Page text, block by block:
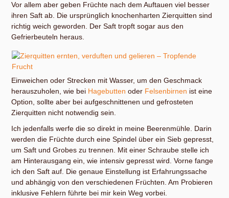
Vor allem aber geben Früchte nach dem Auftauen viel besser
ihren Saft ab. Die ursprünglich knochenharten Zierquitten sind
richtig weich geworden. Der Saft tropft sogar aus den
Gefrierbeuteln heraus.
Einweichen oder Strecken mit Wasser, um den Geschmack
herauszuholen, wie bei Hagebutten oder Felsenbirnen ist eine
Option, sollte aber bei aufgeschnittenen und gefrosteten
Zierquitten nicht notwendig sein.
Ich jedenfalls werfe die so direkt in meine Beerenmühle. Darin
werden die Früchte durch eine Spindel über ein Sieb gepresst,
um Saft und Grobes zu trennen. Mit einer Schraube stelle ich
am Hinterausgang ein, wie intensiv gepresst wird. Vorne fange
ich den Saft auf. Die genaue Einstellung ist Erfahrungssache
und abhängig von den verschiedenen Früchten. Am Probieren
inklusive Fehlern führte bei mir kein Weg vorbei.